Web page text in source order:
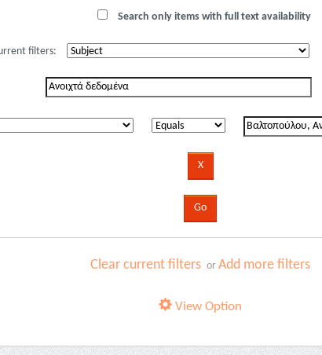
Search only items with full text availability
filters:
Clear current filters orAdd more filters
View Option